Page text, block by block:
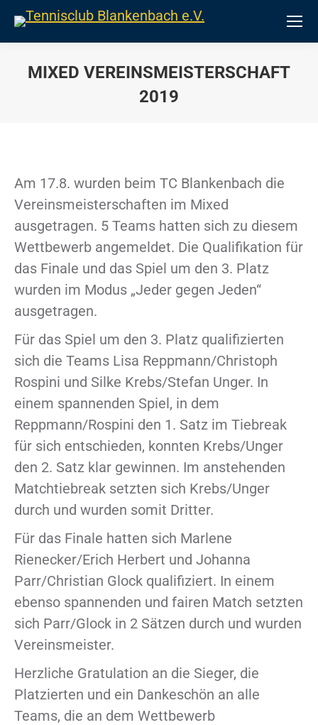
MIXED VEREINSMEISTERSCHAFT
2019
Am 17.8. wurden beim TC Blankenbach die
Vereinsmeisterschaften im Mixed
ausgetragen. 5 Teams hatten sich zu diesem
Wettbewerb angemeldet. Die Qualifikation für
das Finale und das Spiel um den 3. Platz
wurden im Modus „Jeder gegen Jeden“
ausgetragen.
Für das Spiel um den 3. Platz qualifizierten
sich die Teams Lisa Reppmann/Christoph
Rospini und Silke Krebs/Stefan Unger. In
einem spannenden Spiel, in dem
Reppmann/Rospini den 1. Satz im Tiebreak
für sich entschieden, konnten Krebs/Unger
den 2. Satz klar gewinnen. Im anstehenden
Matchtiebreak setzten sich Krebs/Unger
durch und wurden somit Dritter.
Für das Finale hatten sich Marlene
Rienecker/Erich Herbert und Johanna
Parr/Christian Glock qualifiziert. In einem
ebenso spannenden und fairen Match setzten
sich Parr/Glock in 2 Sätzen durch und wurden
Vereinsmeister.
Herzliche Gratulation an die Sieger, die
Platzierten und ein Dankeschön an alle
Teams, die an dem Wettbewerb